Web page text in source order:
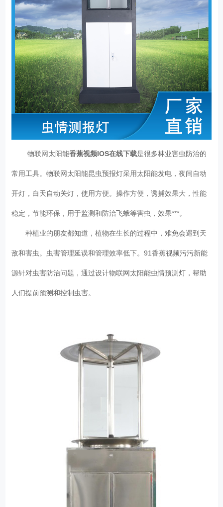
物联网太阳能香蕉视频IOS在线下载是很多林业害虫防治的
常用工具。物联网太阳能昆虫预报灯采用太阳能发电，夜间自动
开灯，白天自动关灯，使用方便。操作方便，诱捕效果大，性能
稳定，节能环保，用于监测和防治飞蛾等害虫，效果***。
种植业的朋友都知道，植物在生长的过程中，难免会遇到天
敌和害虫。虫害管理延误和管理效率低下。91香蕉视频污污新能
源针对虫害防治问题，通过设计物联网太阳能虫情预测灯，帮助
人们提前预测和控制虫害。